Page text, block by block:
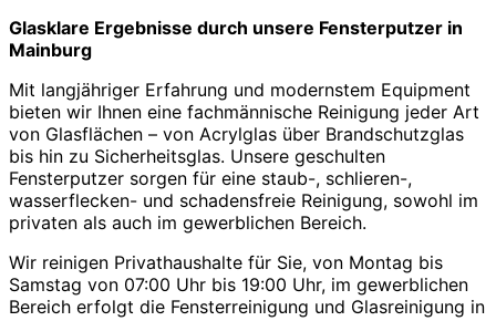
Glasklare Ergebnisse durch unsere Fensterputzer in
Mainburg
Mit langjähriger Erfahrung und modernstem Equipment
bieten wir Ihnen eine fachmännische Reinigung jeder Art
von Glasflächen – von Acrylglas über Brandschutzglas
bis hin zu Sicherheitsglas. Unsere geschulten
Fensterputzer sorgen für eine staub-, schlieren-,
wasserflecken- und schadensfreie Reinigung, sowohl im
privaten als auch im gewerblichen Bereich.
Wir reinigen Privathaushalte für Sie, von Montag bis
Samstag von 07:00 Uhr bis 19:00 Uhr, im gewerblichen
Bereich erfolgt die Fensterreinigung und Glasreinigung in